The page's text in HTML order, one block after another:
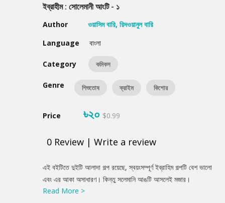
ইব্রাহীম : সোলেমানী আংটি - ১
Author
ওয়াসিম বারি, রিদওয়ানুল বারি
Language
বাংলা
Category কমিকস
Genre শিশুতোষ ক্রাইম কিশোর
Price ৳২০ $0.99
0 Review | Write a review
Product
Summery
এই বইটিতে দুইটি আলাদা গল্প রয়েছে, স্বয়ংসম্পূর্ণ ইব্রাহিম গল্পটি বেশ ভালো
এবং এর আকা অসাধারণ। কিন্তু সলেমানি আঙটি আসলেই মজার।
Read More >